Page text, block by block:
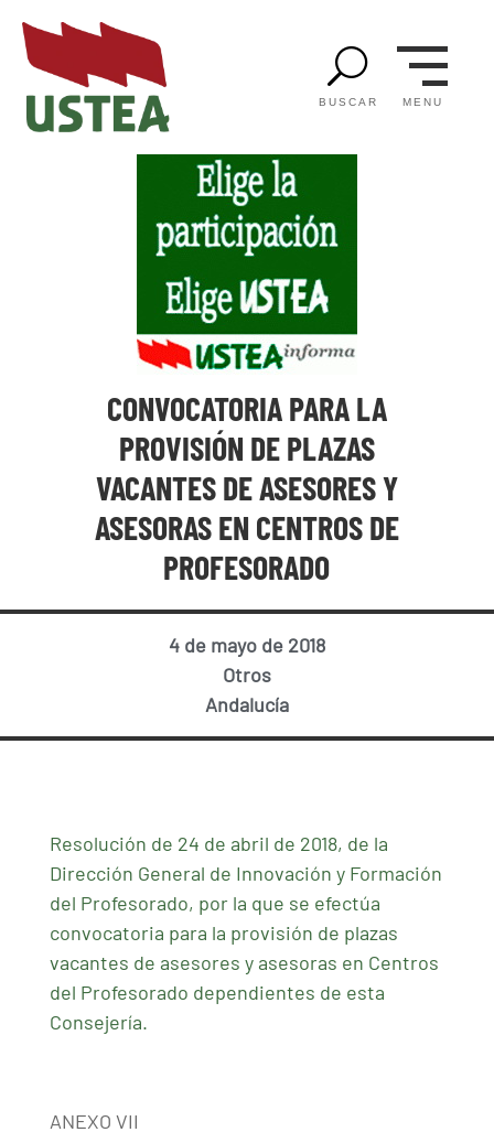
U
BUSCAR MENU
CONVOCATORIA PARA LA
PROVISIÓN DE PLAZAS
VACANTES DE ASESORES Y
ASESORAS EN CENTROS DE
PROFESORADO
4 de mayo de 2018
Otros
Andalucía
Resolución de 24 de abril de 2018, de la
Dirección General de Innovación y Formación
del Profesorado, por la que se efectúa
convocatoria para la provisión de plazas
vacantes de asesores y asesoras en Centros
del Profesorado dependientes de esta
Consejería.
ANEXO VII